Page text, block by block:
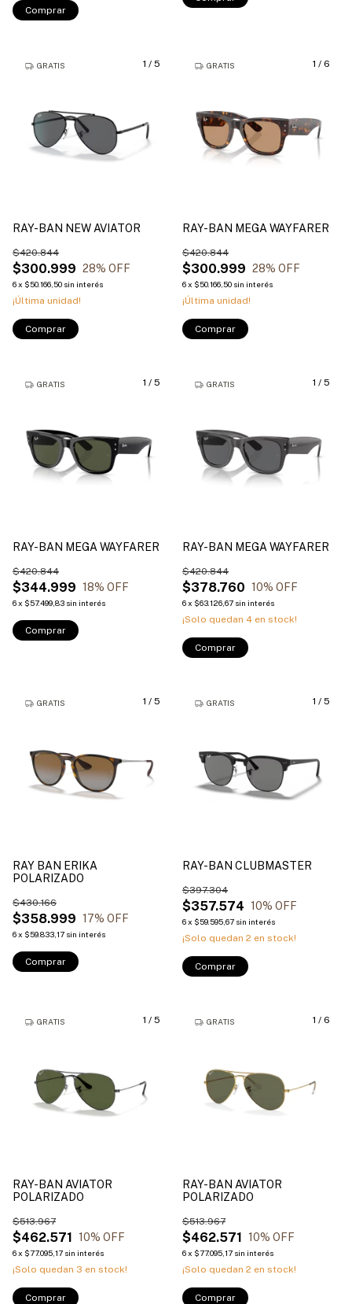
Comprar
1 / 5
GRATIS
RAY-BAN NEW AVIATOR
$300.999
$420.844
28% OFF
6x $50.166,50 sin interés
¡Última unidad!
Comprar
1 / 6
GRATIS
RAY-BAN MEGA WAYFARER
$300.999
$420.844
28% OFF
6x $50.166,50 sin interés
¡Última unidad!
Comprar
1 / 5
GRATIS
RAY-BAN MEGA WAYFARER
$344.999
$420.844
18% OFF
6x $57.499,83 sin interés
Comprar
1 / 5
GRATIS
RAY-BAN MEGA WAYFARER
$378.760
$420.844
10% OFF
6x $63.126,67 sin interés
¡Solo quedan 4 en stock!
Comprar
1 / 5
GRATIS
RAY BAN ERIKA
POLARIZADO
$358.999
$430.166
17% OFF
6x $59.833,17 sin interés
Comprar
1 / 5
GRATIS
RAY-BAN CLUBMASTER
$357.574
$397.304
10% OFF
6x $59.595,67 sin interés
¡Solo quedan 2 en stock!
Comprar
1 / 5
GRATIS
RAY-BAN AVIATOR
POLARIZADO
$462.571
$513.967
10% OFF
6x $77.095,17 sin interés
¡Solo quedan 3 en stock!
Comprar
1 / 6
GRATIS
RAY-BAN AVIATOR
POLARIZADO
$462.571
$513.967
10% OFF
6x $77.095,17 sin interés
¡Solo quedan 2 en stock!
Comprar